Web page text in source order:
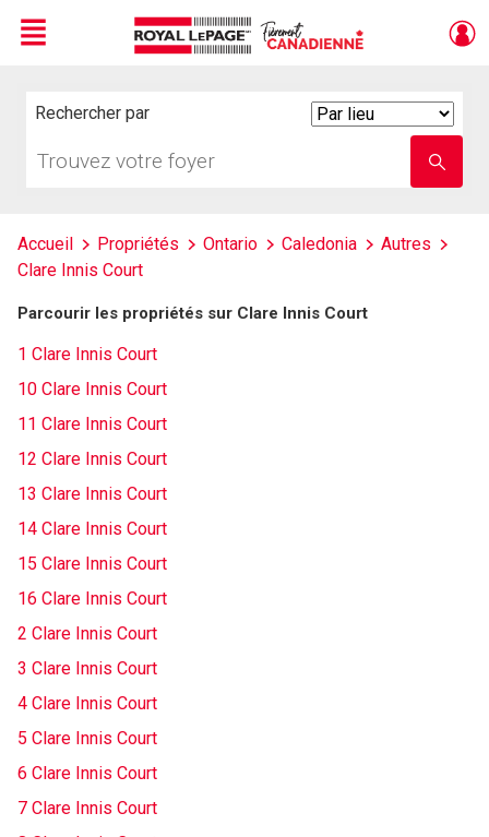
Menu
Rechercher par
votre
nom
Accueil Propriétés Ontario Caledonia
Autres
Clare Innis Court
Parcourir les propriétés sur Clare Innis Court
1 Clare Innis Court
10 Clare Innis Court
11 Clare Innis Court
12 Clare Innis Court
13 Clare Innis Court
14 Clare Innis Court
15 Clare Innis Court
16 Clare Innis Court
2 Clare Innis Court
3 Clare Innis Court
4 Clare Innis Court
5 Clare Innis Court
6 Clare Innis Court
7 Clare Innis Court